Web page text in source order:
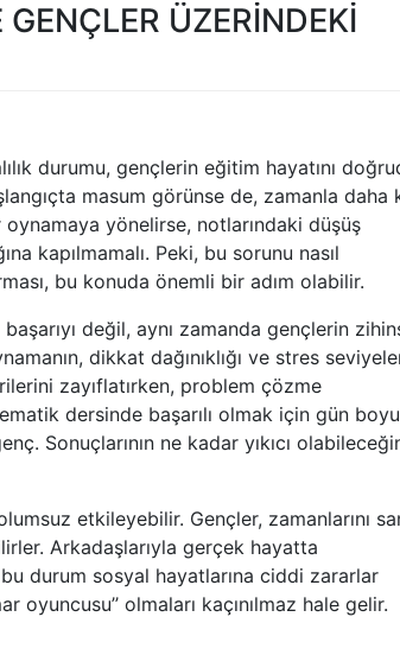
ÜZERINDEKI
durumu, gençlerin eğitim hayatını
masum görünse de, zamanla daha
yönelirse, notlarındaki düşüş
kapılmamalı. Peki, bu sorunu nasıl
bu konuda önemli bir adım olabilir.
değil, aynı zamanda gençlerin
dikkat dağınıklığı ve stres
zayıflatırken, problem çözme
dersinde başarılı olmak için gün boyu
Sonuçlarının ne kadar yıkıcı
etkileyebilir. Gençler, zamanlarını
Arkadaşlarıyla gerçek hayatta
bu durum sosyal hayatlarına ciddi zararlar
oyuncusu’’ olmaları kaçınılmaz hale gelir.